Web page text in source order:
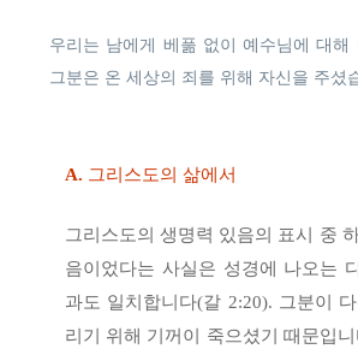
우리는 남에게 베풂 없이 예수님에 대해
그분은 온 세상의 죄를 위해 자신을 주셨
A. 그리스도의 삶에서
그리스도의 생명력 있음의 표시 중
음이었다는 사실은 성경에 나오는
과도 일치합니다(갈 2:20). 그분이
리기 위해 기꺼이 죽으셨기 때문입